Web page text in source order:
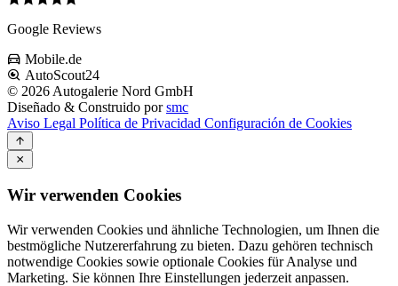
Google Reviews
Mobile.de
AutoScout24
© 2026 Autogalerie Nord GmbH
Diseñado & Construido porsmc
Aviso Legal Política de Privacidad Configuración de Cookies
Wir verwenden Cookies
Wir verwenden Cookies und ähnliche Technologien, um Ihnen die
bestmögliche Nutzererfahrung zu bieten. Dazu gehören technisch
notwendige Cookies sowie optionale Cookies für Analyse und
Marketing. Sie können Ihre Einstellungen jederzeit anpassen.